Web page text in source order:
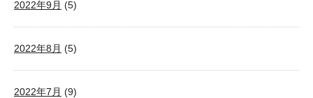
2022年9月 (5)
2022年8月 (5)
2022年7月 (9)